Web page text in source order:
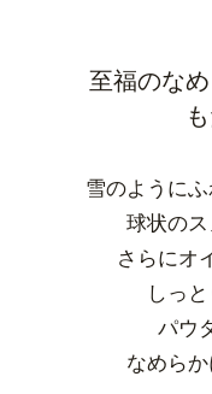
至福のな
雪のように
球状のス
さらにオ
しっ
パウ
なめらか